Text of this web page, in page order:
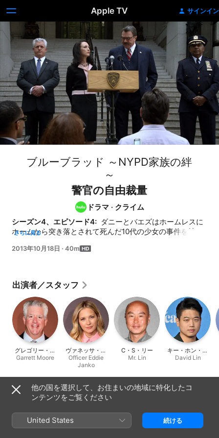
Apple TV サインイン
ブルーブラッド ～NYPD家族の絆
～
警官の自由裁量
ドラマ · クライム
シーズン4、エピソード4: ダニーとバエズはホームレスに
ホームから突き落とされて死んだ10代の少女の事件を捜査
るために新しく派遣されてきた監察官に頭を悩ませる。
さらに見る
2013年10月18日 · 40m
出演者／スタッフ
グレゴリー・ジ
ュバラ
Garrett Moore
ヴァネッサ・レ
イ
Officer Eddie
Janko
C・S・リー
Mr. Lin
キー・ホン・リ
ー
David Lin
情報
2013年
再生時間
他の国を選択して、お住まいの地域に特化したコ
ンテンツをご覧ください
United States 続ける